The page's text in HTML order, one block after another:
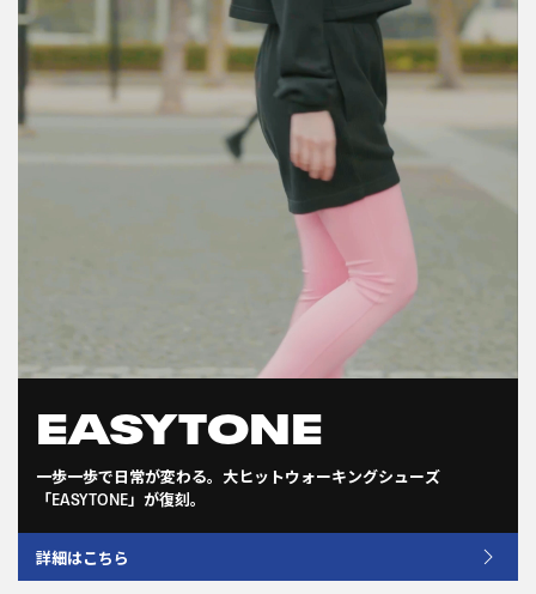
EASYTONE
一歩一歩で日常が変わる。大ヒットウォーキングシューズ
「EASYTONE」が復刻。
詳細はこちら